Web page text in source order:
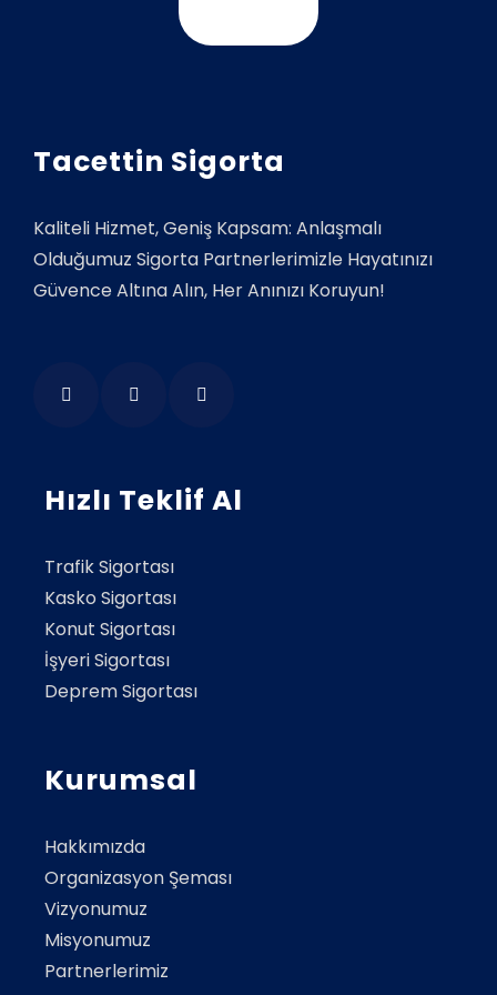
Tacettin Sigorta
Kaliteli Hizmet, Geniş Kapsam: Anlaşmalı
Olduğumuz Sigorta Partnerlerimizle Hayatınızı
Güvence Altına Alın, Her Anınızı Koruyun!
Hızlı Teklif Al
Trafik Sigortası
Kasko Sigortası
Konut Sigortası
İşyeri Sigortası
Deprem Sigortası
Kurumsal
Hakkımızda
Organizasyon Şeması
Vizyonumuz
Misyonumuz
Partnerlerimiz